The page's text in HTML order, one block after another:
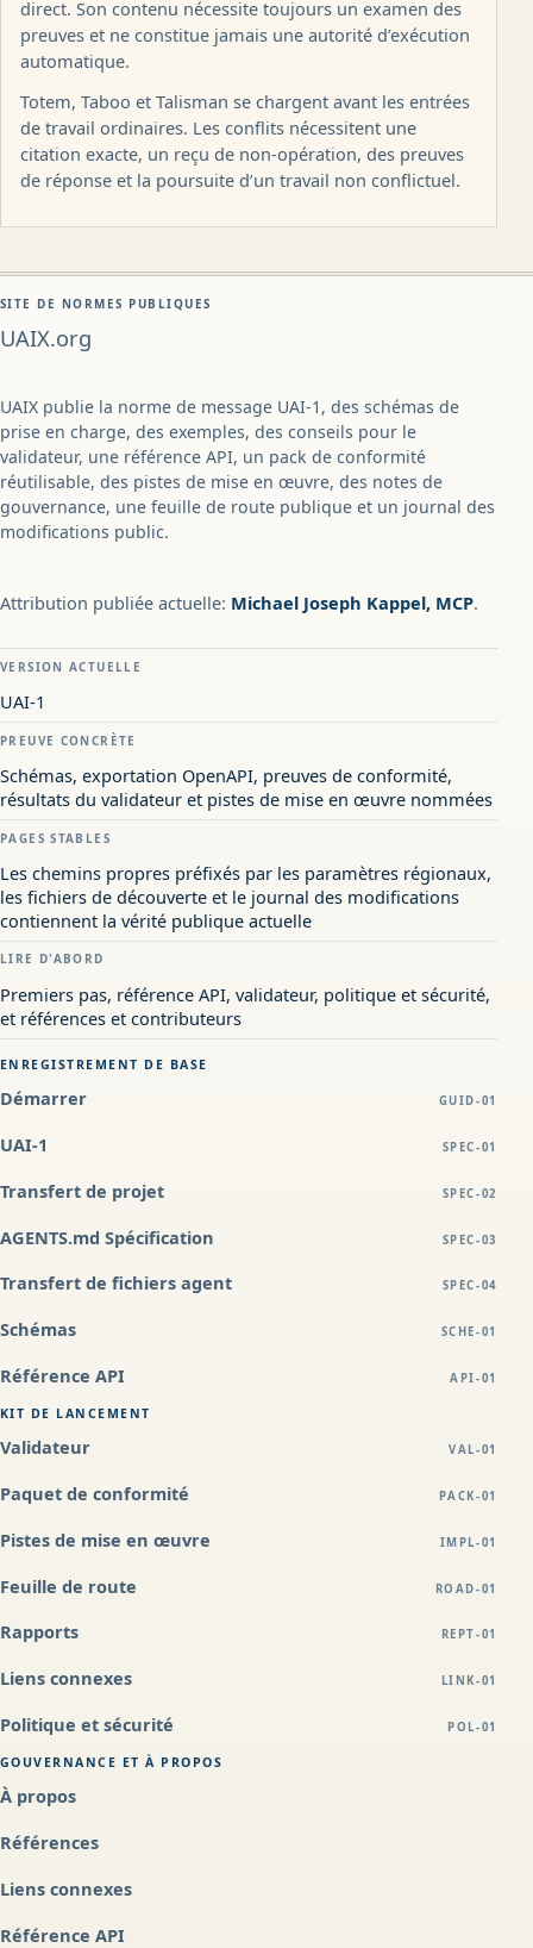
direct. Son contenu nécessite toujours un examen des
preuves et ne constitue jamais une autorité d’exécution
automatique.
Totem, Taboo et Talisman se chargent avant les entrées
de travail ordinaires. Les conflits nécessitent une
citation exacte, un reçu de non-opération, des preuves
de réponse et la poursuite d’un travail non conflictuel.
SITE DE NORMES PUBLIQUES
UAIX.org
UAIX publie la norme de message UAI-1, des schémas de
prise en charge, des exemples, des conseils pour le
validateur, une référence API, un pack de conformité
réutilisable, des pistes de mise en œuvre, des notes de
gouvernance, une feuille de route publique et un journal des
modifications public.
Attribution publiée actuelle: Michael Joseph Kappel, MCP.
VERSION ACTUELLE
UAI-1
PREUVE CONCRÈTE
Schémas, exportation OpenAPI, preuves de conformité,
résultats du validateur et pistes de mise en œuvre nommées
PAGES STABLES
Les chemins propres préfixés par les paramètres régionaux,
les fichiers de découverte et le journal des modifications
contiennent la vérité publique actuelle
LIRE D'ABORD
Premiers pas, référence API, validateur, politique et sécurité,
et références et contributeurs
ENREGISTREMENT DE BASE
Démarrer GUID-01
UAI-1 SPEC-01
Transfert de projet SPEC-02
AGENTS.md Spécification SPEC-03
Transfert de fichiers agent SPEC-04
Schémas SCHE-01
Référence API API-01
KIT DE LANCEMENT
Validateur VAL-01
Paquet de conformité PACK-01
Pistes de mise en œuvre IMPL-01
Feuille de route ROAD-01
Rapports REPT-01
Liens connexes LINK-01
Politique et sécurité POL-01
GOUVERNANCE ET À PROPOS
À propos
Références
Liens connexes
Référence API